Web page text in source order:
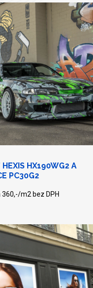
HEXIS HX190WG2 A
PC30G2
m2 bez DPH